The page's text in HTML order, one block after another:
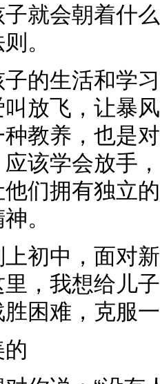
就会朝着什
。
的生活和学
放飞，让暴
教养，也是
该学会放手
们拥有独立
。
初中，面对
，我想给儿
困难，克服